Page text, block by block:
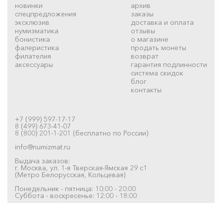
новинки
спецпредложения
эксклюзив
нумизматика
бонистика
фалеристика
филателия
аксессуары
архив
заказы
доставка и оплата
отзывы
о магазине
продать монеты
возврат
гарантия подлинности
система скидок
блог
контакты
+7 (999) 597-17-17
8 (499) 673-41-07
8 (800) 201-1-201 (бесплатно по России)
info@numizmat.ru
Выдача заказов:
г. Москва, ул. 1-я Тверская-Ямская 29 с1
(Метро Белорусская, Кольцевая)
Понедельник - пятница: 10:00 - 20:00
Суббота - воскресенье: 12:00 - 18:00